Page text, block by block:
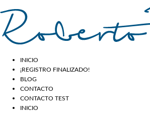
INICIO
¡REGISTRO FINALIZADO!
BLOG
CONTACTO
CONTACTO TEST
INICIO